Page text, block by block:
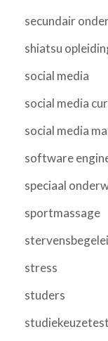
secundair
shiatsu
social media
social media
social media
software
speciaal
sportmassage
stress
studers
studiekeuzetest